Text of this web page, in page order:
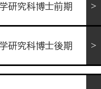
研究科博士前期
研究科博士後期